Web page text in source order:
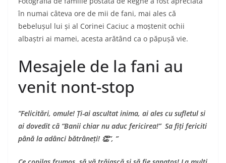
în numai câteva ore de mii de fani, mai ales că
bebelușul lui și al Corinei Caciuc a moștenit ochii
albaștri ai mamei, acesta arătând ca o păpușă vie.
Mesajele de la fani au
venit nont-stop
”Felicitări, omule! Ți-ai ascultat inima, ai ales cu sufletul si
ai dovedit că “Banii chiar nu aduc fericirea!” Sa fiți fericiti
până la adânci bătrâneți! 👏”, ”